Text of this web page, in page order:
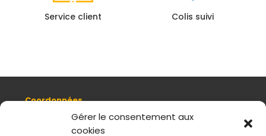
Gérer le consentement aux
cookies
Service client Colis suivi
Coordonnées
8, quai Romain Rolland 69005 Lyon
+ 33 (0)4 78 42 55 04